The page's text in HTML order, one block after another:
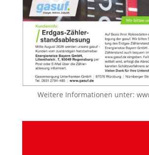
Weitere Informationen unter: